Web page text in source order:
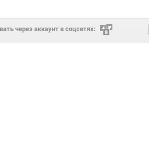
через аккаунт в соцсетях: